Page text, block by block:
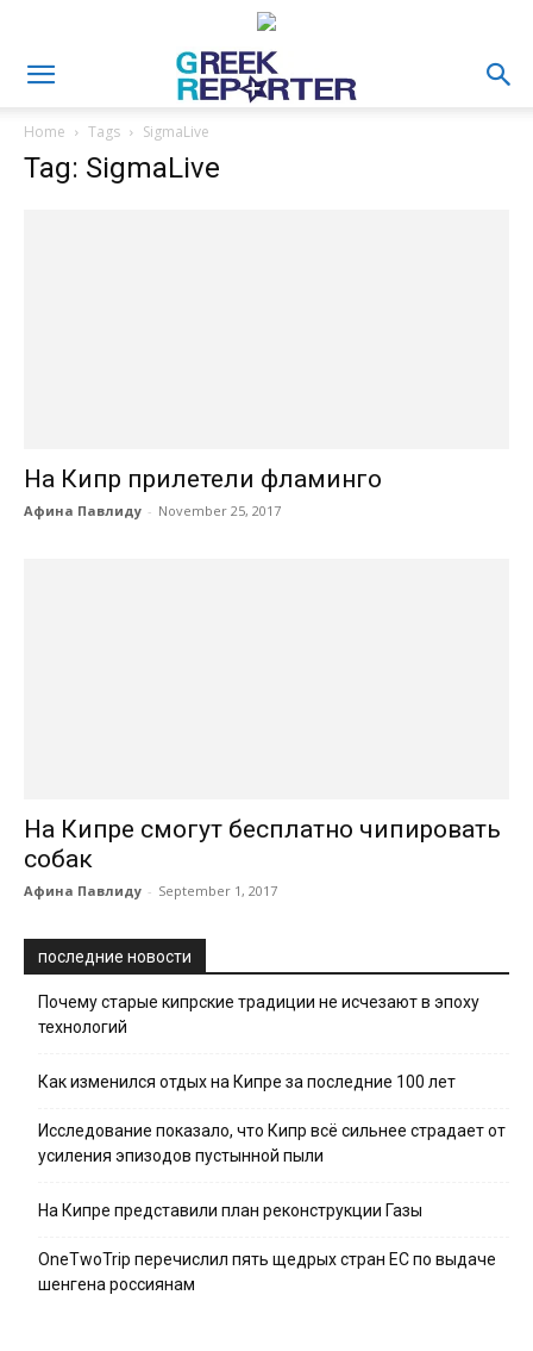
Home Tags SigmaLive
Tag: SigmaLive
На Кипр прилетели фламинго
Афина Павлиду - November 25, 2017
На Кипре смогут бесплатно чипировать
собак
Афина Павлиду - September 1, 2017
последние новости
Почему старые кипрские традиции не исчезают в эпоху
технологий
Как изменился отдых на Кипре за последние 100 лет
Исследование показало, что Кипр всё сильнее страдает от
усиления эпизодов пустынной пыли
На Кипре представили план реконструкции Газы
OneTwoTrip перечислил пять щедрых стран ЕС по выдаче
шенгена россиянам